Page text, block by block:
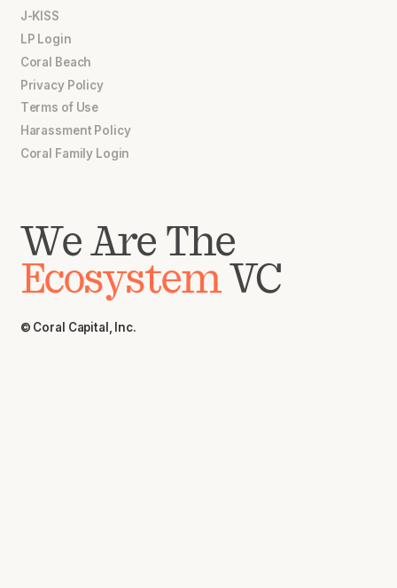
J-KISS
LP Login
Coral Beach
Privacy Policy
Terms of Use
Harassment Policy
Coral Family Login
We Are The
EcosystemVC
© Coral Capital, Inc.